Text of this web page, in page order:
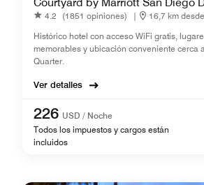
4.2 (1851 opiniones) |
16,7 km
Histórico hotel con acceso WiFi gratis,
memorables y ubicación conveniente cerca
Quarter.
Ver detalles
226 USD / Noche
Todos los impuestos y cargos están
incluidos